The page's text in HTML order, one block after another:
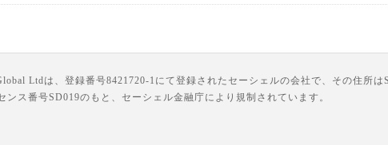
Ltdは、登録番号8421720-1にて登録されたセーシェルの会社で、その住所
ス番号SD019のもと、セーシェル金融庁により規制されています。